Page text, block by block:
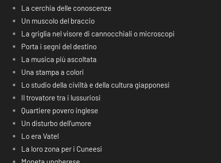
La cerchia delle conoscenze
Un muscolo del braccio
La griglia nel visore di cannocchiali o microscopi
Porta i segni del destino
La musica più ascoltata
Una stampa a colori
Lo studio della civiltà e della cultura giapponesi
Il trovatore tra i lussuriosi
Quartiere povero inglese
Un disturbo dell’umore
Lo era Vatel
La loro zona per i Cuneesi